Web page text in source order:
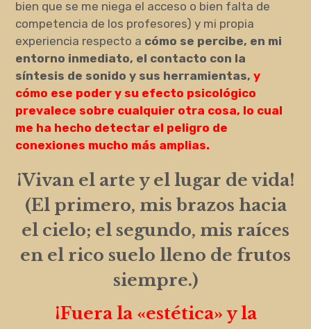
bien que se me niega el acceso o bien falta de
competencia de los profesores) y mi propia
experiencia respecto a cómo se percibe, en mi
entorno inmediato, el contacto con la
síntesis de sonido y sus herramientas,y
cómo ese poder y su efecto psicológico
prevalece sobre cualquier otra cosa, lo cual
me ha hecho detectar el peligro de
conexiones mucho más amplias.
¡Vivan el arte y el lugar de vida!
(El primero, mis brazos hacia
el cielo; el segundo, mis raíces
en el rico suelo lleno de frutos
siempre.)
¡Fuera la «estética» y la